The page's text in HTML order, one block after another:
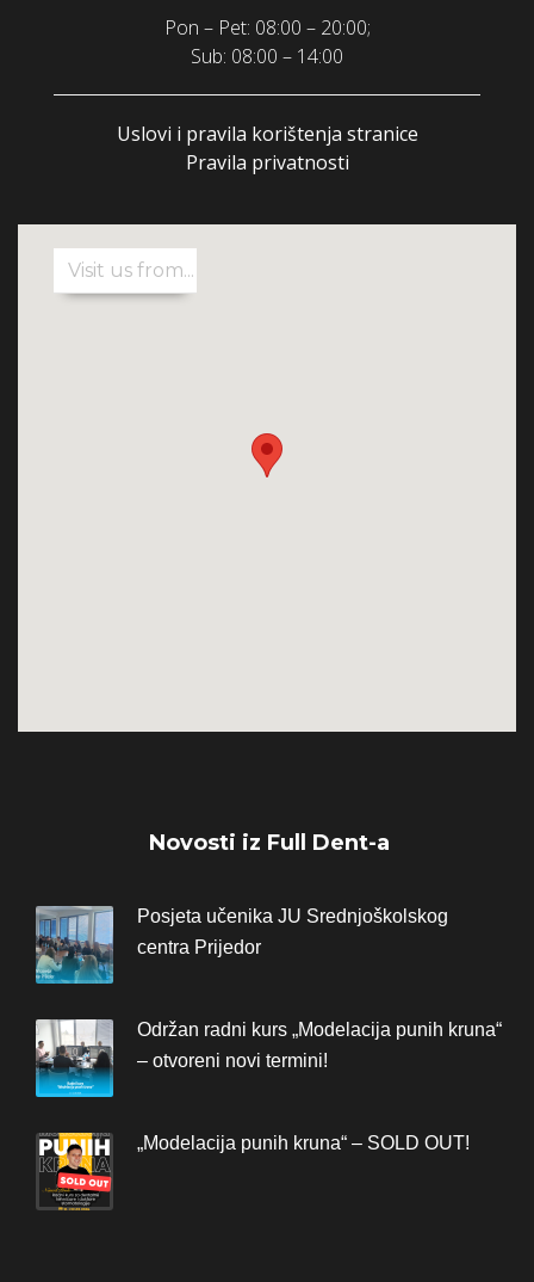
Pon – Pet: 08:00 – 20:00;
Sub: 08:00 – 14:00
Uslovi i pravila korištenja stranice
Pravila privatnosti
Novosti iz Full Dent-a
Posjeta učenika JU Srednjoškolskog
centra Prijedor
Održan radni kurs „Modelacija punih kruna“
– otvoreni novi termini!
„Modelacija punih kruna“ – SOLD OUT!